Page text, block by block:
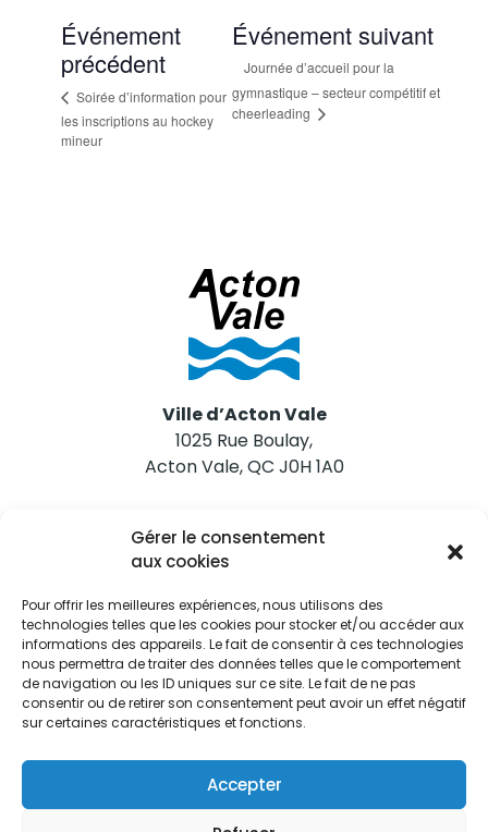
Gérer le consentement
aux cookies
Pour offrir les meilleures expériences, nous utilisons des
technologies telles que les cookies pour stocker et/ou accéder aux
informations des appareils. Le fait de consentir à ces technologies
nous permettra de traiter des données telles que le comportement
de navigation ou les ID uniques sur ce site. Le fait de ne pas
consentir ou de retirer son consentement peut avoir un effet négatif
sur certaines caractéristiques et fonctions.
Accepter
Événement
précédent
Soirée d’information pour
les inscriptions au hockey
mineur
Événement suivant
Journée d’accueil pour la
gymnastique – secteur compétitif et
cheerleading
Ville d’Acton Vale
1025 Rue Boulay,
Acton Vale, QC J0H 1A0
Nous joindre
Tél. 450 546-2703
Restez informés
Abonnez-vous aux alertes municipales
Je m'abonne